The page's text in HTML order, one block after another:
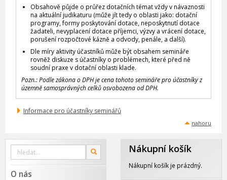
Obsahově půjde o průřez dotačních témat vždy v návaznosti
na aktuální judikaturu (může jít tedy o oblasti jako: dotační
programy, formy poskytování dotace, neposkytnutí dotace
žadateli, nevyplacení dotace příjemci, výzvy a vrácení dotace,
porušení rozpočtové kázně a odvody, penále, a další).
Dle míry aktivity účastníků může být obsahem semináře
rovněž diskuze s účastníky o problémech, které před ně
soudní praxe v dotační oblasti klade.
Pozn.: Podle zákona o DPH je cena tohoto semináře pro účastníky z
územně samosprávných celků osvobozena od DPH.
Informace pro účastníky seminářů
nahoru
Vyhledat
webu
OK
O nás
Nákupní košík
Nákupní košík je prázdný.